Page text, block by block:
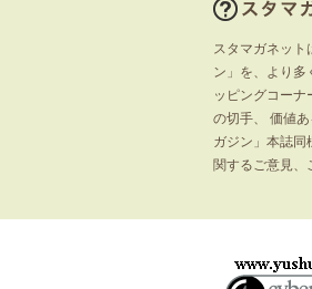
スタマガネット
ン」を、より多
ッピングコー
の切手、 価値
ガジン」本誌同
関するご意見、